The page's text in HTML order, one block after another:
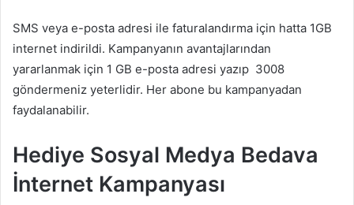
SMS veya e-posta adresi ile faturalandırma için hatta 1GB
internet indirildi. Kampanyanın avantajlarından
yararlanmak için 1 GB e-posta adresi yazıp 3008
göndermeniz yeterlidir. Her abone bu kampanyadan
faydalanabilir.
Hediye Sosyal Medya Bedava
İnternet Kampanyası